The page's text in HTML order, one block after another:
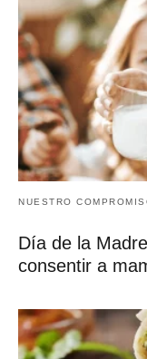
NUESTRO
Día de la
consentir a